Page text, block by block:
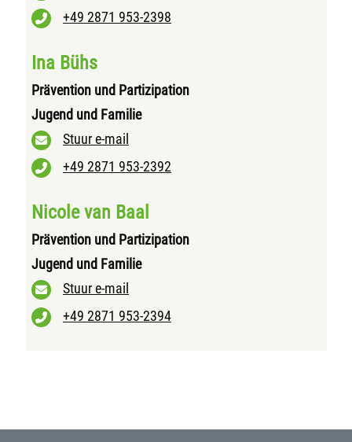
+49 2871 953-2398
Ina Bühs
Prävention und Partizipation
Jugend und Familie
Stuur e-mail
+49 2871 953-2392
Nicole van Baal
Prävention und Partizipation
Jugend und Familie
Stuur e-mail
+49 2871 953-2394